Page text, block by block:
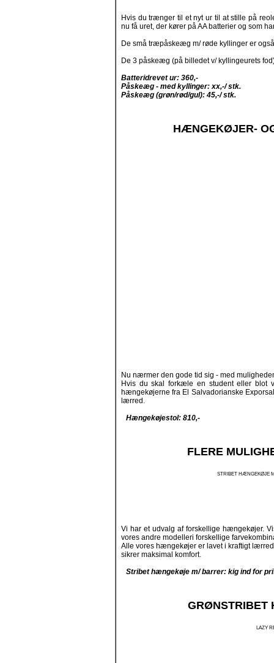
Hvis du trænger til et nyt ur til at stille på
nu få uret, der kører på AA batterier og som
De små træpåskeæg m/ røde kyllinger er
De 3 påskeæg (på billedet v/ kyllingeurets
Batteridrevet ur: 360,-
Påskeæg - med kyllinger: xx,-/ stk.
Påskeæg (grøn/rød/gul): 45,-/ stk.
HÆNGEKØJER-
Nu nærmer den gode tid sig - med
Hvis du skal forkæle en student eller blot
hængekøjerne fra El Salvadorianske
lærred.
Hængekøjestol: 810,-
FLERE
STRIBET HÆNGEKØJE
Vi har et udvalg af forskellige hængekøjer.
vores andre modelleri forskellige
Alle vores hængekøjer er lavet i kraftigt
sikrer maksimal komfort.
Stribet hængekøje m/ barrer: kig ind for
GRØNSTRIBET
LAZY